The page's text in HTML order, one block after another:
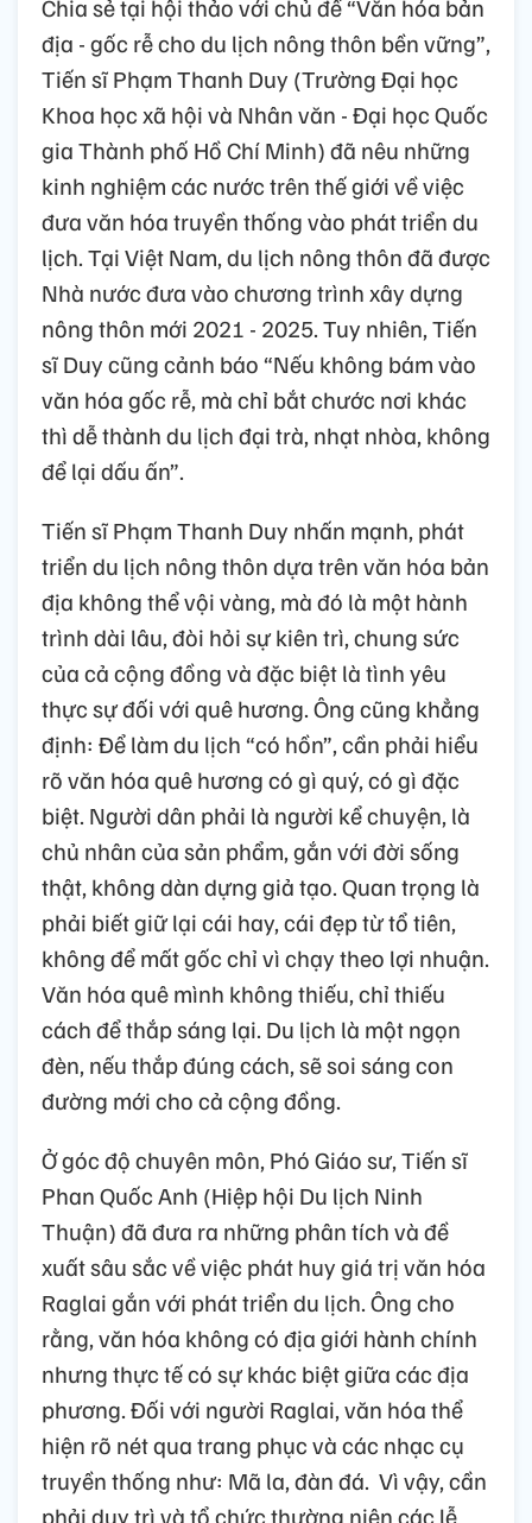
Chia sẻ tại hội thảo với chủ đề “Văn hóa bản
địa - gốc rễ cho du lịch nông thôn bền vững”,
Tiến sĩ Phạm Thanh Duy (Trường Đại học
Khoa học xã hội và Nhân văn - Đại học Quốc
gia Thành phố Hồ Chí Minh) đã nêu những
kinh nghiệm các nước trên thế giới về việc
đưa văn hóa truyền thống vào phát triển du
lịch. Tại Việt Nam, du lịch nông thôn đã được
Nhà nước đưa vào chương trình xây dựng
nông thôn mới 2021 - 2025. Tuy nhiên, Tiến
sĩ Duy cũng cảnh báo “Nếu không bám vào
văn hóa gốc rễ, mà chỉ bắt chước nơi khác
thì dễ thành du lịch đại trà, nhạt nhòa, không
để lại dấu ấn”.
Tiến sĩ Phạm Thanh Duy nhấn mạnh, phát
triển du lịch nông thôn dựa trên văn hóa bản
địa không thể vội vàng, mà đó là một hành
trình dài lâu, đòi hỏi sự kiên trì, chung sức
của cả cộng đồng và đặc biệt là tình yêu
thực sự đối với quê hương. Ông cũng khẳng
định: Để làm du lịch “có hồn”, cần phải hiểu
rõ văn hóa quê hương có gì quý, có gì đặc
biệt. Người dân phải là người kể chuyện, là
chủ nhân của sản phẩm, gắn với đời sống
thật, không dàn dựng giả tạo. Quan trọng là
phải biết giữ lại cái hay, cái đẹp từ tổ tiên,
không để mất gốc chỉ vì chạy theo lợi nhuận.
Văn hóa quê mình không thiếu, chỉ thiếu
cách để thắp sáng lại. Du lịch là một ngọn
đèn, nếu thắp đúng cách, sẽ soi sáng con
đường mới cho cả cộng đồng.
Ở góc độ chuyên môn, Phó Giáo sư, Tiến sĩ
Phan Quốc Anh (Hiệp hội Du lịch Ninh
Thuận) đã đưa ra những phân tích và đề
xuất sâu sắc về việc phát huy giá trị văn hóa
Raglai gắn với phát triển du lịch. Ông cho
rằng, văn hóa không có địa giới hành chính
nhưng thực tế có sự khác biệt giữa các địa
phương. Đối với người Raglai, văn hóa thể
hiện rõ nét qua trang phục và các nhạc cụ
truyền thống như: Mã la, đàn đá. Vì vậy, cần
phải duy trì và tổ chức thường niên các lễ